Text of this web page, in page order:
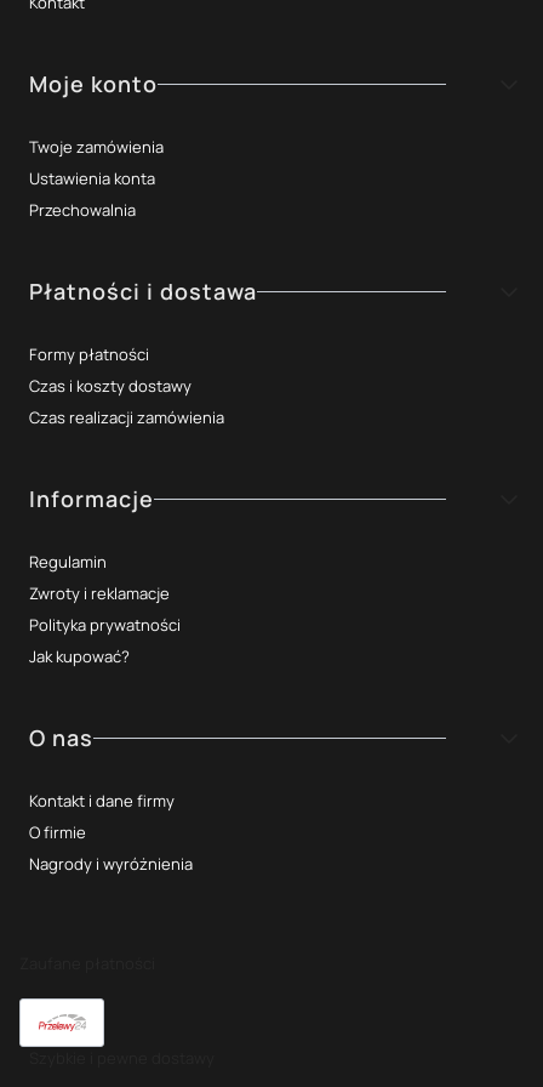
Moje konto
Twoje zamówienia
Ustawienia konta
Przechowalnia
Płatności i dostawa
Formy płatności
Czas i koszty dostawy
Czas realizacji zamówienia
Informacje
Regulamin
Zwroty i reklamacje
Polityka prywatności
Jak kupować?
O nas
Kontakt i dane firmy
O firmie
Nagrody i wyróżnienia